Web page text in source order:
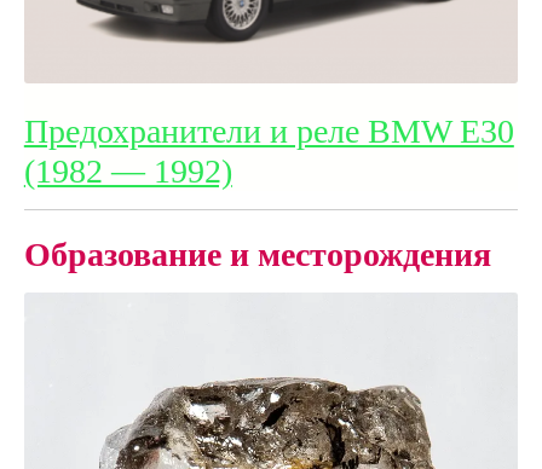
Предохранители и реле BMW E30
(1982 — 1992)
Образование и месторождения